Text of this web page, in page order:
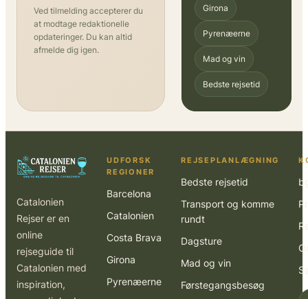
Ved tilmelding accepterer du
at modtage redaktionelle
opdateringer. Du kan altid
afmelde dig igen.
Girona
Pyrenæerne
Mad og vin
Bedste rejsetid
Catalonien
Rejser er en
online
rejseguide til
Catalonien med
inspiration,
UDFORSK
REGIONER
Barcelona
Catalonien
Costa Brava
Girona
Pyrenæerne
REJSEPLANLÆGNING
Bedste rejsetid
Transport og komme
rundt
Dagsture
Mad og vin
Førstegangsbesøg